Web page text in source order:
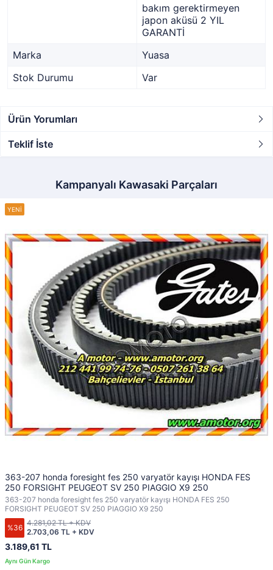
bakım gerektirmeyen
japon aküsü 2 YIL
GARANTİ
Marka
Yuasa
Stok Durumu
Var
Ürün Yorumları
Teklif İste
Kampanyalı Kawasaki Parçaları
363-207 honda foresight fes 250 varyatör kayışı HONDA FES
250 FORSIGHT PEUGEOT SV 250 PIAGGIO X9 250
363-207 honda foresight fes 250 varyatör kayışı HONDA FES 250
FORSIGHT PEUGEOT SV 250 PIAGGIO X9 250
%36
3.189,61 TL
2.703,06 TL + KDV
4.281,02 TL + KDV